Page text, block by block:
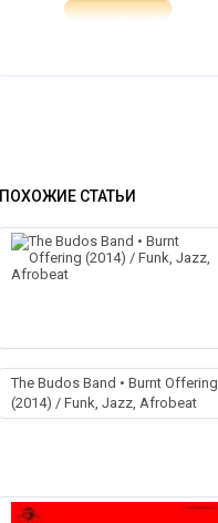
ПОХОЖИЕ СТАТЬИ
The Budos Band • Burnt Offering
(2014) / Funk, Jazz, Afrobeat